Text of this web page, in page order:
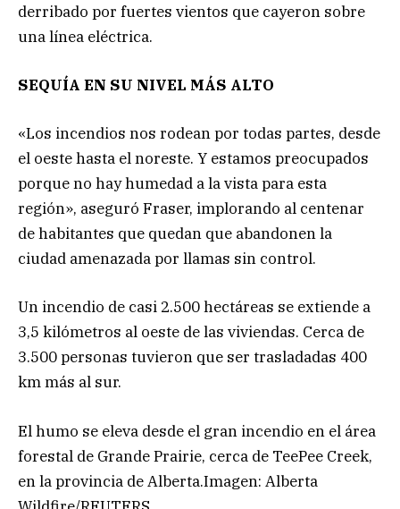
derribado por fuertes vientos que cayeron sobre
una línea eléctrica.
SEQUÍA EN SU NIVEL MÁS ALTO
«Los incendios nos rodean por todas partes, desde
el oeste hasta el noreste. Y estamos preocupados
porque no hay humedad a la vista para esta
región», aseguró Fraser, implorando al centenar
de habitantes que quedan que abandonen la
ciudad amenazada por llamas sin control.
Un incendio de casi 2.500 hectáreas se extiende a
3,5 kilómetros al oeste de las viviendas. Cerca de
3.500 personas tuvieron que ser trasladadas 400
km más al sur.
El humo se eleva desde el gran incendio en el área
forestal de Grande Prairie, cerca de TeePee Creek,
en la provincia de Alberta.Imagen: Alberta